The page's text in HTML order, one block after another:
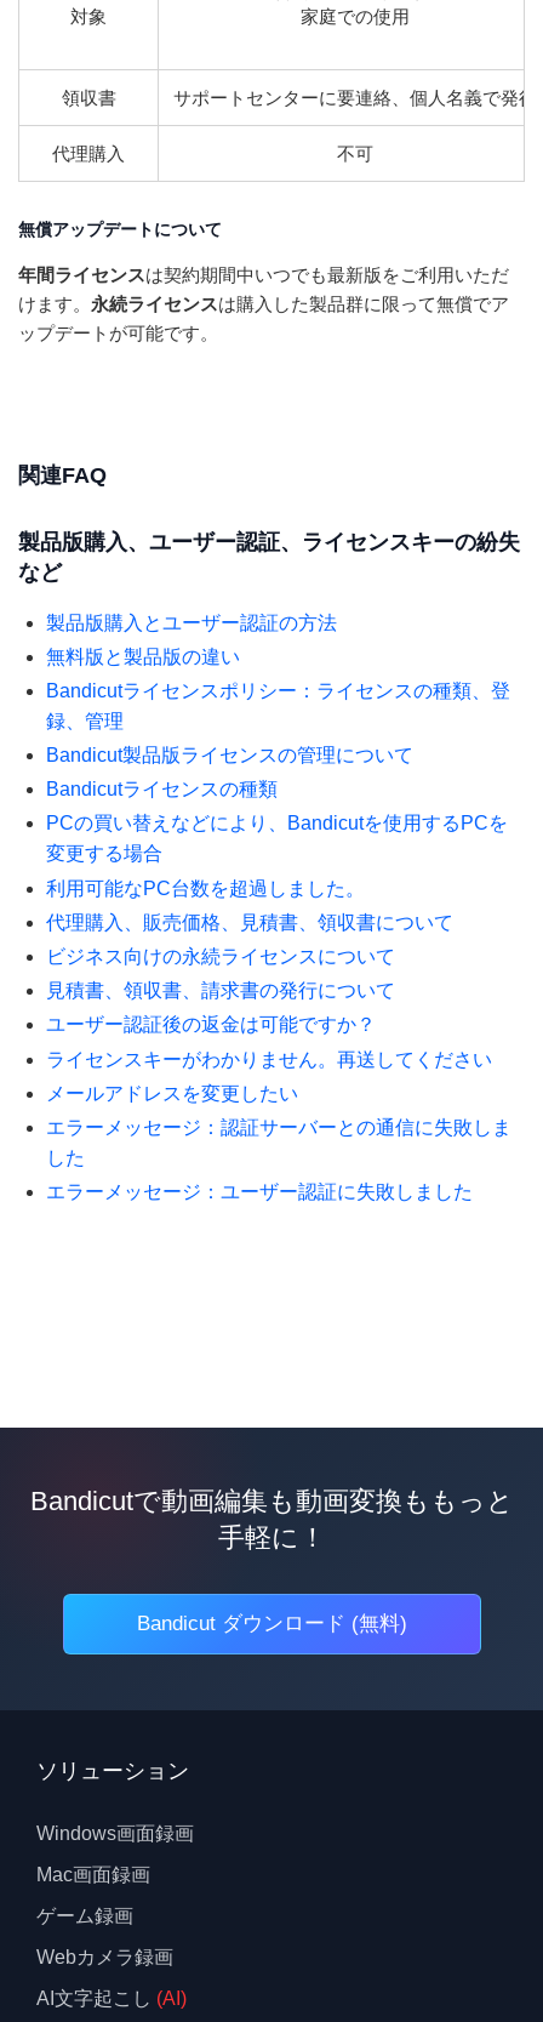
対象
家庭での使用
領収書 サポートセンターに要連絡、個人名義で発行
代理購入 不可
無償アップデートについて
年間ライセンスは契約期間中いつでも最新版をご利用いただ
けます。 永続ライセンスは購入した製品群に限って無償でア
ップデートが可能です。
関連FAQ
製品版購入、ユーザー認証、ライセンスキーの紛失
など
製品版購入とユーザー認証の方法
無料版と製品版の違い
Bandicutライセンスポリシー：ライセンスの種類、登
録、管理
Bandicut製品版ライセンスの管理について
Bandicutライセンスの種類
PCの買い替えなどにより、Bandicutを使用するPCを
変更する場合
利用可能なPC台数を超過しました。
代理購入、販売価格、見積書、領収書について
ビジネス向けの永続ライセンスについて
見積書、領収書、請求書の発行について
ユーザー認証後の返金は可能ですか？
ライセンスキーがわかりません。再送してください
メールアドレスを変更したい
エラーメッセージ：認証サーバーとの通信に失敗しま
した
エラーメッセージ：ユーザー認証に失敗しました
Bandicutで動画編集も動画変換ももっと
手軽に！
Bandicut ダウンロード (無料)
ソリューション
Windows画面録画
Mac画面録画
ゲーム録画
Webカメラ録画
AI文字起こし (AI)